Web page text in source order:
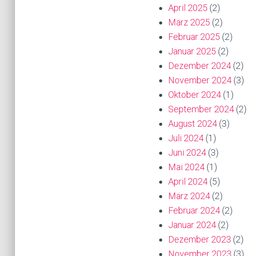
April 2025 (2)
März 2025 (2)
Februar 2025 (2)
Januar 2025 (2)
Dezember 2024 (2)
November 2024 (3)
Oktober 2024 (1)
September 2024 (2)
August 2024 (3)
Juli 2024 (1)
Juni 2024 (3)
Mai 2024 (1)
April 2024 (5)
März 2024 (2)
Februar 2024 (2)
Januar 2024 (2)
Dezember 2023 (2)
November 2023 (3)